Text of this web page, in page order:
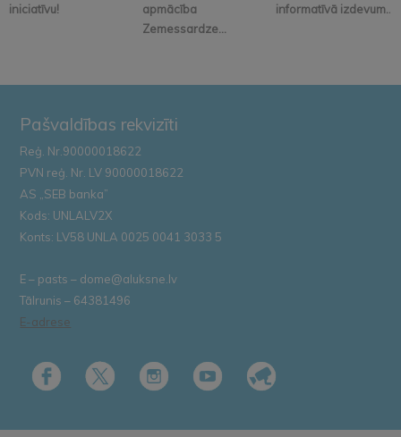
iniciatīvu!
apmācība
Zemessardze...
informatīvā izdevum...
Pašvaldības rekvizīti
Reģ. Nr.90000018622
PVN reģ. Nr. LV 90000018622
AS „SEB banka”
Kods: UNLALV2X
Konts: LV58 UNLA 0025 0041 3033 5
E – pasts – dome@aluksne.lv
Tālrunis – 64381496
E-adrese